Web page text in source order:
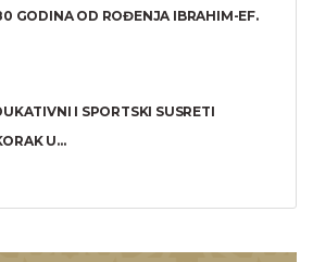
GODINA OD ROĐENJA IBRAHIM-EF.
I SPORTSKI SUSRETI
U...